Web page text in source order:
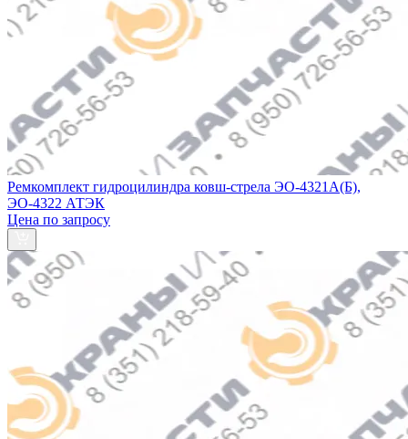
Ремкомплект гидроцилиндра ковш-стрела ЭО-4321А(Б),
ЭО-4322 АТЭК
Цена по запросу